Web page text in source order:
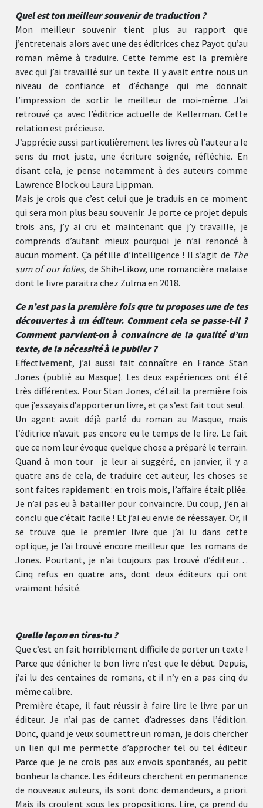
Quel est ton meilleur souvenir de traduction ?
Mon meilleur souvenir tient plus au rapport que
j’entretenais alors avec une des éditrices chez Payot qu’au
roman même à traduire. Cette femme est la première
avec qui j’ai travaillé sur un texte. Il y avait entre nous un
niveau de confiance et d’échange qui me donnait
l’impression de sortir le meilleur de moi-même. J’ai
retrouvé ça avec l’éditrice actuelle de Kellerman. Cette
relation est précieuse.
J’apprécie aussi particulièrement les livres où l’auteur a le
sens du mot juste, une écriture soignée, réfléchie. En
disant cela, je pense notamment à des auteurs comme
Lawrence Block ou Laura Lippman.
Mais je crois que c’est celui que je traduis en ce moment
qui sera mon plus beau souvenir. Je porte ce projet depuis
trois ans, j’y ai cru et maintenant que j’y travaille, je
comprends d’autant mieux pourquoi je n’ai renoncé à
aucun moment. Ça pétille d’intelligence ! Il s’agit de The
sum of our folies, de Shih-Likow, une romancière malaise
dont le livre paraitra chez Zulma en 2018.
Ce n’est pas la première fois que tu proposes une de tes
découvertes à un éditeur. Comment cela se passe-t-il ?
Comment parvient-on à convaincre de la qualité d’un
texte, de la nécessité à le publier ?
Effectivement, j’ai aussi fait connaître en France Stan
Jones (publié au Masque). Les deux expériences ont été
très différentes. Pour Stan Jones, c’était la première fois
que j’essayais d’apporter un livre, et ça s’est fait tout seul.
Un agent avait déjà parlé du roman au Masque, mais
l’éditrice n’avait pas encore eu le temps de le lire. Le fait
que ce nom leur évoque quelque chose a préparé le terrain.
Quand à mon tour je leur ai suggéré, en janvier, il y a
quatre ans de cela, de traduire cet auteur, les choses se
sont faites rapidement : en trois mois, l’affaire était pliée.
Je n’ai pas eu à batailler pour convaincre. Du coup, j’en ai
conclu que c’était facile ! Et j’ai eu envie de réessayer. Or, il
se trouve que le premier livre que j’ai lu dans cette
optique, je l’ai trouvé encore meilleur que les romans de
Jones. Pourtant, je n’ai toujours pas trouvé d’éditeur…
Cinq refus en quatre ans, dont deux éditeurs qui ont
vraiment hésité.
Quelle leçon en tires-tu ?
Que c’est en fait horriblement difficile de porter un texte !
Parce que dénicher le bon livre n’est que le début. Depuis,
j’ai lu des centaines de romans, et il n’y en a pas cinq du
même calibre.
Première étape, il faut réussir à faire lire le livre par un
éditeur. Je n’ai pas de carnet d’adresses dans l’édition.
Donc, quand je veux soumettre un roman, je dois chercher
un lien qui me permette d’approcher tel ou tel éditeur.
Parce que je ne crois pas aux envois spontanés, au petit
bonheur la chance. Les éditeurs cherchent en permanence
de nouveaux auteurs, ils sont donc demandeurs, a priori.
Mais ils croulent sous les propositions. Lire, ça prend du